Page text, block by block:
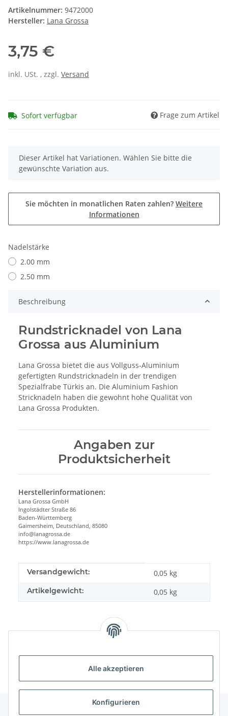
Alle akzeptieren
Konfigurieren
Artikelnummer: 9472000
Hersteller: Lana Grossa
3,75 €
inkl. USt. , zzgl. Versand
Sofort verfügbar Frage zum Artikel
x
Dieser Artikel hat Variationen. Wählen Sie bitte die
gewünschte Variation aus.
Sie möchten in monatlichen Raten zahlen? Weitere
Informationen
Nadelstärke
2.00 mm
2.50 mm
Beschreibung
Rundstricknadel von Lana
Grossa aus Aluminium
Lana Grossa bietet die aus Vollguss-Aluminium
gefertigten Rundstricknadeln in der trendigen
Spezialfrabe Türkis an. Die Aluminium Fashion
Stricknadeln haben die gewohnt hohe Qualität von
Lana Grossa Produkten.
Angaben zur
Produktsicherheit
Herstellerinformationen:
Lana Grossa GmbH
Ingolstädter Straße 86
Baden-Württemberg
Gaimersheim, Deutschland, 85080
info@lanagrossa.de
https://www.lanagrossa.de
Produkteigenschaft
Wert
Versandgewicht: 0,05 kg
Artikelgewicht: 0,05 kg